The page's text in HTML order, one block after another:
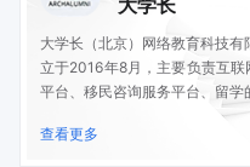
大学长
大学长（北京）网络教育科技
立于2016年8月，主要负责互
平台、移民咨询服务平台、留学
查看更多